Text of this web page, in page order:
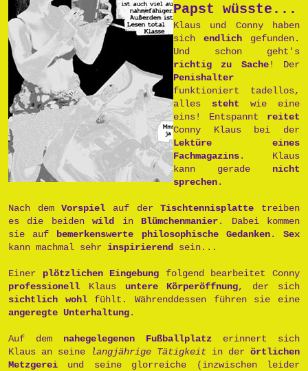
Papst wüsste...
Klaus und Conny haben
sich endlich gefunden.
Und schon geht's
richtig zu Sache! Der
Penishalter
funktioniert tadellos,
alles steht wie eine
eins! Entspannt reitet
Conny Klaus bei der
Lektüre eines
Fachmagazins. Klaus
kann gerade nicht
sprechen.
Nach demVorspiel auf derTischtennisplatte treiben
es die beidenwild in Blümchenmanier. Dabei kommen
sie auf bemerkenswerte philosophische Gedanken.Sex
kann machmal sehr inspirierend sein...
Einer plötzlichen Eingebung folgend bearbeitet Conny
professionell Klaus untere Körperöffnung, der sich
sichtlich wohlfühlt. Währenddessen führen sie eine
angeregte Unterhaltung.
Auf dem nahegelegenen Fußballplatz erinnert sich
Klaus an seine
langjährige Tätigkeit in der örtlichen
Metzgerei und seine glorreiche (inzwischen leider